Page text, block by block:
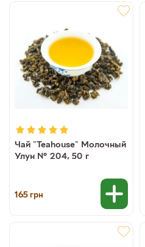
Чай "Teahouse" Молочный
Улун № 204, 50 г
165грн